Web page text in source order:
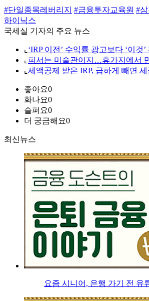
#단일종목레버리지 #금융투자교육원 #
하이닉스
국세실 기자의 주요 뉴스
⌞ ‘IRP 이전’ 수익률 광고보다 ‘이것
⌞ 피서는 미술관이지…휴가지에서
⌞ 세액공제 받은 IRP, 급하게 빼면
좋아요0
화나요0
슬퍼요0
더 궁금해요0
최신뉴스
요즘 시니어, 은행 가기 전 유